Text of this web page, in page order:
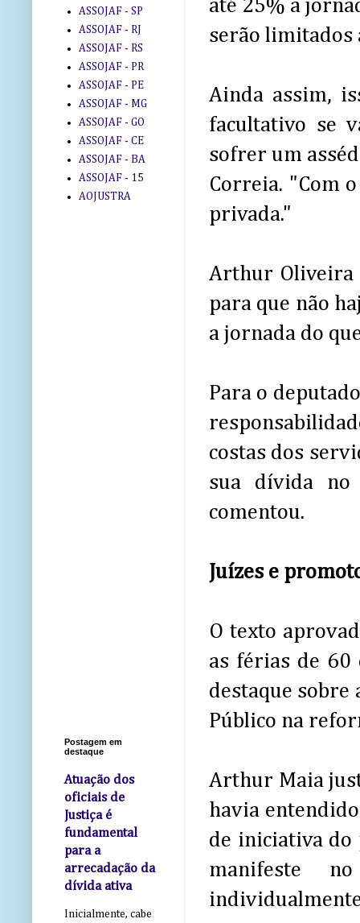
até 25% a
serão limitados
Ainda assim,
facultativo se
sofrer um
Correia. "Com
privada."
Arthur Oliveira
para que não
a jornada do
Para o
costas dos
sua dívida no
comentou.
Juízes e
O texto
as férias de 60
destaque
Público na
Arthur Maia
havia
de iniciativa do
manifeste
ASSOJAF - SP
ASSOJAF - RJ
ASSOJAF - RS
ASSOJAF - PR
ASSOJAF - PE
ASSOJAF - MG
ASSOJAF - GO
ASSOJAF - CE
ASSOJAF - BA
ASSOJAF - 15
AOJUSTRA
Postagem em
destaque
Atuação dos
oficiais de
Justiça é
fundamental
para a
arrecadação da
dívida ativa
Inicialmente, cabe